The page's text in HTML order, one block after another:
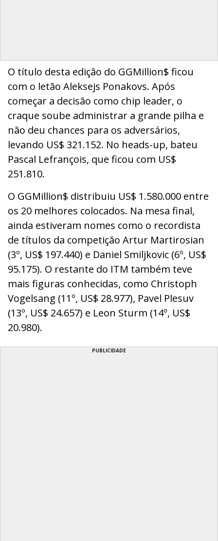
O título desta edição do GGMillion$ ficou
com o letão Aleksejs Ponakovs. Após
começar a decisão como chip leader, o
craque soube administrar a grande pilha e
não deu chances para os adversários,
levando US$ 321.152. No heads-up, bateu
Pascal Lefrançois, que ficou com US$
251.810.
O GGMillion$ distribuiu US$ 1.580.000 entre
os 20 melhores colocados. Na mesa final,
ainda estiveram nomes como o recordista
de títulos da competição Artur Martirosian
(3º, US$ 197.440) e Daniel Smiljkovic (6º, US$
95.175). O restante do ITM também teve
mais figuras conhecidas, como Christoph
Vogelsang (11º, US$ 28.977), Pavel Plesuv
(13º, US$ 24.657) e Leon Sturm (14º, US$
20.980).
PUBLICIDADE